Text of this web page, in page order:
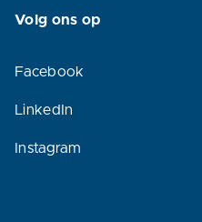
Volg ons op
Facebook
LinkedIn
Instagram